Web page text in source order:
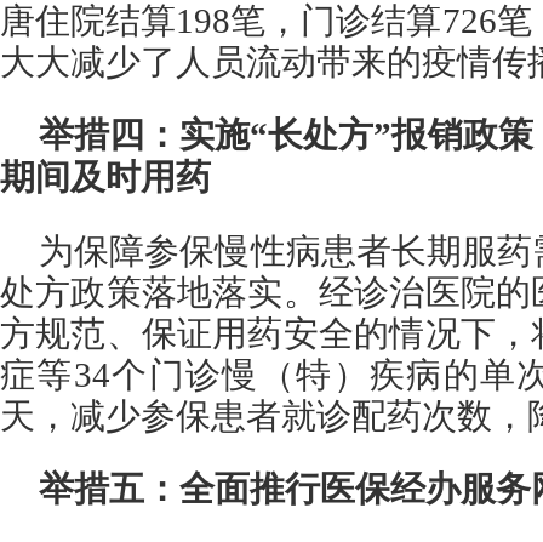
唐住院结算198笔，门诊结算726
大大减少了人员流动带来的疫情传
举措四：实施“长处方”报销政
期间及时用药
为保障参保慢性病患者长期服
处方政策落地落实。经诊治医院
方规范、保证用药安全的情况下
症等34个门诊慢（特）疾病的单
天，减少参保患者就诊配药次数，
举措五：全面推行医保经办服务